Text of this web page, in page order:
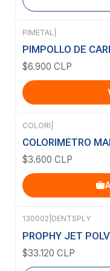
PIMETAL
PIMPOLLO DE
$6.900 CLP
COLORI
COLORIMETRO
$3.600 CLP
Agotado
130002 DENTSPLY
PROPHY JET
$33.120 CLP